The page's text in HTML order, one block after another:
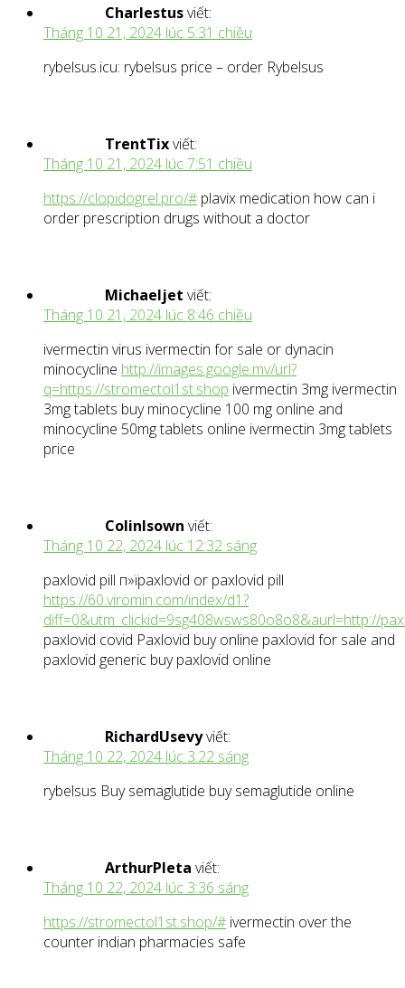
Charlestusviết:
Tháng 10 21, 2024 lúc 5:31 chiều
rybelsus.icu: rybelsus price – order Rybelsus
TrentTixviết:
Tháng 10 21, 2024 lúc 7:51 chiều
https://clopidogrel.pro/# plavix medication how can i
order prescription drugs without a doctor
Michaeljet viết:
Tháng 10 21, 2024 lúc 8:46 chiều
ivermectin virus ivermectin for sale or dynacin
minocycline http://images.google.mv/url?
q=https://stromectol1st.shop ivermectin 3mg ivermectin
3mg tablets buy minocycline 100 mg online and
minocycline 50mg tablets online ivermectin 3mg tablets
price
ColinIsown viết:
Tháng 10 22, 2024 lúc 12:32 sáng
paxlovid pill п»їpaxlovid or paxlovid pill
https://60.viromin.com/index/d1?
diff=0&utm_clickid=9sg408wsws80o8o8&aurl=http://
paxlovid covid Paxlovid buy online paxlovid for sale and
paxlovid generic buy paxlovid online
RichardUsevyviết:
Tháng 10 22, 2024 lúc 3:22 sáng
rybelsus Buy semaglutide buy semaglutide online
ArthurPleta viết:
Tháng 10 22, 2024 lúc 3:36 sáng
https://stromectol1st.shop/# ivermectin over the
counter indian pharmacies safe